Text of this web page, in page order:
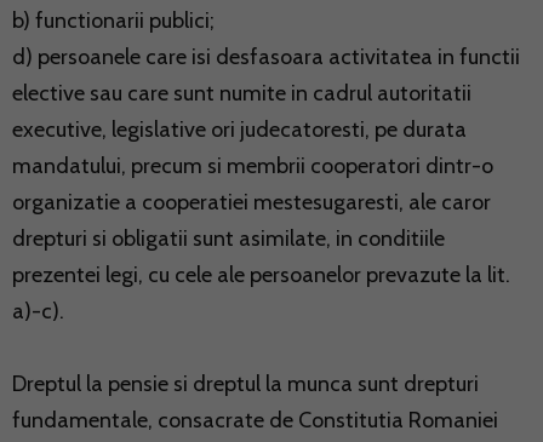
b) functionarii publici;
d) persoanele care isi desfasoara activitatea in functii
elective sau care sunt numite in cadrul autoritatii
executive, legislative ori judecatoresti, pe durata
mandatului, precum si membrii cooperatori dintr-o
organizatie a cooperatiei mestesugaresti, ale caror
drepturi si obligatii sunt asimilate, in conditiile
prezentei legi, cu cele ale persoanelor prevazute la lit.
a)-c).
Dreptul la pensie si dreptul la munca sunt drepturi
fundamentale, consacrate de Constitutia Romaniei